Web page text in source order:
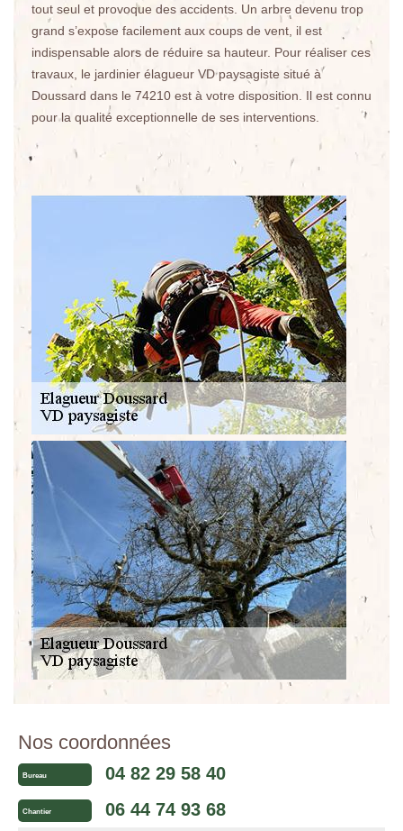
tout seul et provoque des accidents. Un arbre devenu trop
grand s’expose facilement aux coups de vent, il est
indispensable alors de réduire sa hauteur. Pour réaliser ces
travaux, le jardinier élagueur VD paysagiste situé à
Doussard dans le 74210 est à votre disposition. Il est connu
pour la qualité exceptionnelle de ses interventions.
Nos coordonnées
Bureau 04 82 29 58 40
Chantier 06 44 74 93 68